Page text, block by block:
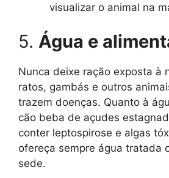
visualizar o animal na
5. Água e
Nunca deixe ração exposta à
ratos, gambás e outros
trazem doenças. Quanto à
cão beba de açudes
conter leptospirose e algas
ofereça sempre água tratada
sede.